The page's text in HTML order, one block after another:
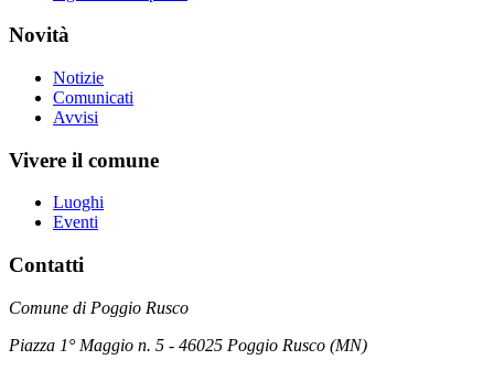
Novità
Notizie
Comunicati
Avvisi
Vivere il comune
Luoghi
Eventi
Contatti
Comune di Poggio Rusco
Piazza 1° Maggio n. 5 - 46025 Poggio Rusco (MN)